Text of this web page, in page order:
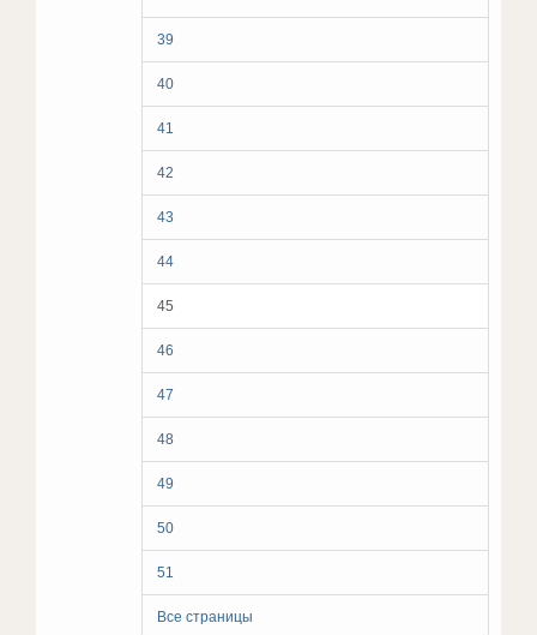
39
40
41
42
43
44
45
46
47
48
49
50
51
Все страницы